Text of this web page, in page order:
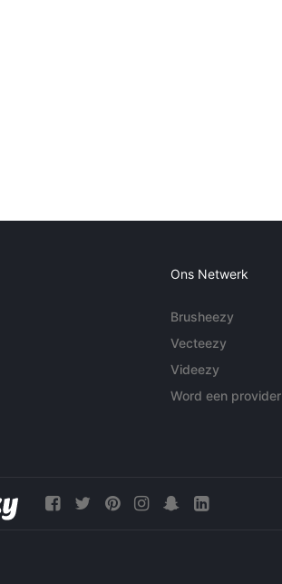
Ons Netwerk
Brusheezy
Vecteezy
Videezy
Word een provider